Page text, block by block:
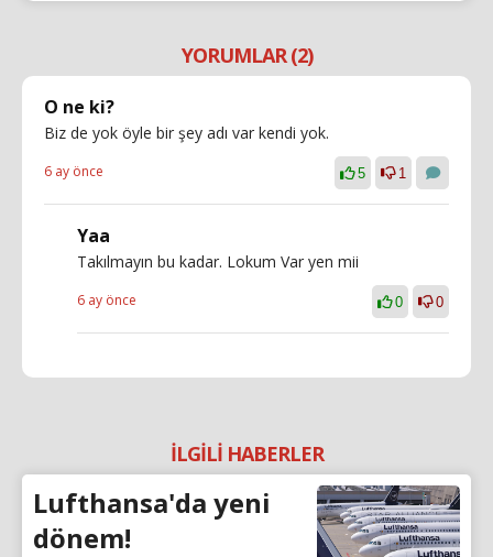
YORUMLAR (2)
O ne ki?
Biz de yok öyle bir şey adı var kendi yok.
6 ay önce 5 1
Yaa
Takılmayın bu kadar. Lokum Var yen mii
6 ay önce 0 0
İLGİLİ HABERLER
Lufthansa'da yeni
dönem!